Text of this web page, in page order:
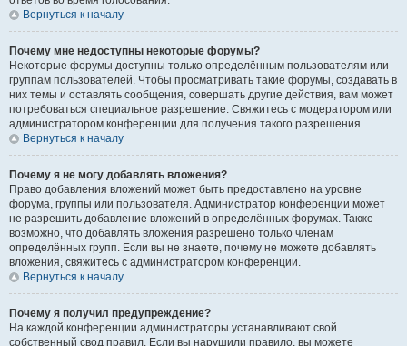
Вернуться к началу
Почему мне недоступны некоторые форумы?
Некоторые форумы доступны только определённым пользователям или
группам пользователей. Чтобы просматривать такие форумы, создавать в
них темы и оставлять сообщения, совершать другие действия, вам может
потребоваться специальное разрешение. Свяжитесь с модератором или
администратором конференции для получения такого разрешения.
Вернуться к началу
Почему я не могу добавлять вложения?
Право добавления вложений может быть предоставлено на уровне
форума, группы или пользователя. Администратор конференции может
не разрешить добавление вложений в определённых форумах. Также
возможно, что добавлять вложения разрешено только членам
определённых групп. Если вы не знаете, почему не можете добавлять
вложения, свяжитесь с администратором конференции.
Вернуться к началу
Почему я получил предупреждение?
На каждой конференции администраторы устанавливают свой
собственный свод правил. Если вы нарушили правило, вы можете